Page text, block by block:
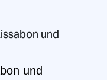
und
und